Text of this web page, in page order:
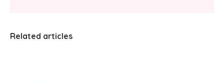
Related articles